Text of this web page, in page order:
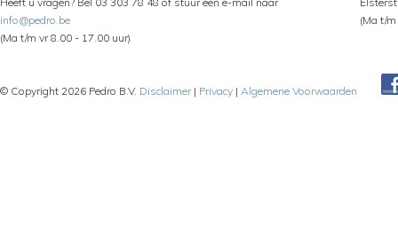
info@pedro.be
(Ma t/m vr 8.00 - 17.00 uur)
(Ma t/
© Copyright 2026 Pedro B.V. Disclaimer| Privacy | Algemene Voorwaarden